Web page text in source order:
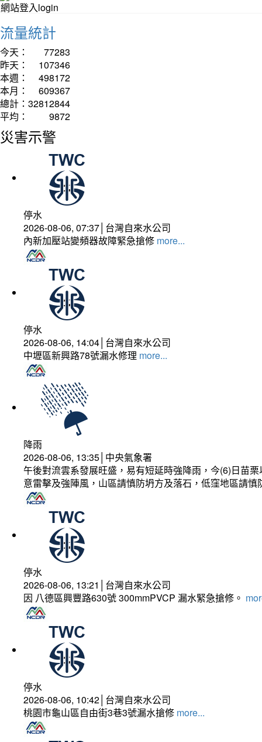
網站登入login
流量統計
今天：
77283
昨天：
107346
本週：
498172
本月：
609367
總計： 32812844
平均：
9872
災害示警
停水
2026-08-06, 07:37│台灣自來水公司
內新加壓站變頻器故障緊急搶修 more...
停水
2026-08-06, 14:04│台灣自來水公司
中壢區新興路78號漏水修理 more...
降雨
2026-08-06, 13:35│中央氣象署
午後對流雲系發展旺盛，易有短延時強降雨，今(6)日苗
意雷擊及強陣風，山區請慎防坍方及落石，低窪地區請
停水
2026-08-06, 13:21│台灣自來水公司
因 八德區興豐路630號 300mmPVCP 漏水緊急搶修。
停水
2026-08-06, 10:42│台灣自來水公司
桃園市龜山區自由街3巷3號漏水搶修 more...